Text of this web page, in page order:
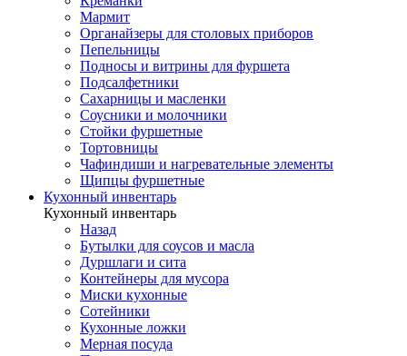
Мармит
Органайзеры для столовых приборов
Пепельницы
Подносы и витрины для фуршета
Подсалфетники
Сахарницы и масленки
Соусники и молочники
Стойки фуршетные
Тортовницы
Чафиндиши и нагревательные элементы
Щипцы фуршетные
Кухонный инвентарь
Кухонный инвентарь
Назад
Бутылки для соусов и масла
Дуршлаги и сита
Контейнеры для мусора
Миски кухонные
Сотейники
Кухонные ложки
Мерная посуда